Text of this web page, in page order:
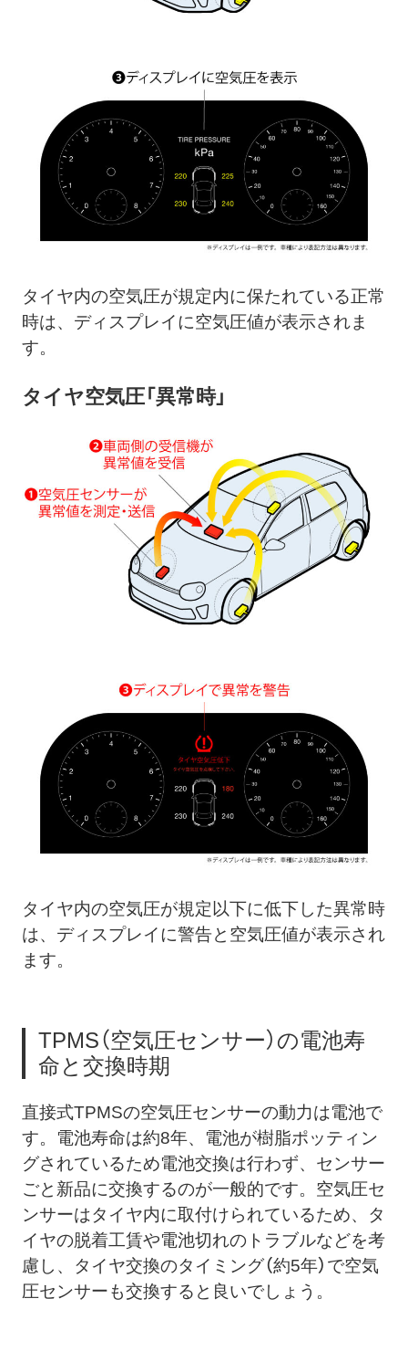
タイヤ内の空気圧が規定内に保たれている正常
時は、ディスプレイに空気圧値が表示されま
す。
タイヤ空気圧「異常時」
タイヤ内の空気圧が規定以下に低下した異常時
は、ディスプレイに警告と空気圧値が表示され
ます。
TPMS（空気圧センサー）の電池寿
命と交換時期
直接式TPMSの空気圧センサーの動力は電池で
す。電池寿命は約8年、電池が樹脂ポッティン
グされているため電池交換は行わず、センサー
ごと新品に交換するのが一般的です。空気圧セ
ンサーはタイヤ内に取付けられているため、タ
イヤの脱着工賃や電池切れのトラブルなどを考
慮し、タイヤ交換のタイミング（約5年）で空気
圧センサーも交換すると良いでしょう。